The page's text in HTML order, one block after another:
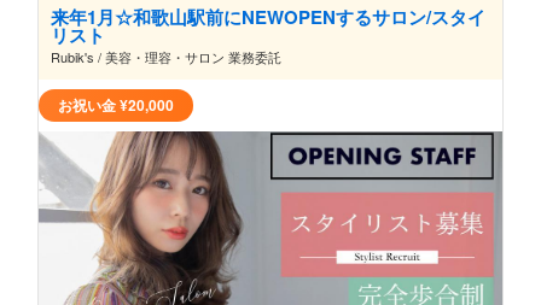
来年1月☆和歌山駅前にNEWOPENするサロン/スタイ
リスト
Rubik's / 美容・理容・サロン 業務委託
お祝い金¥20,000